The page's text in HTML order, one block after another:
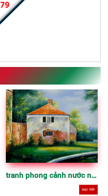
tranh phong cảnh nước ngoài
ĐỌC TIẾP